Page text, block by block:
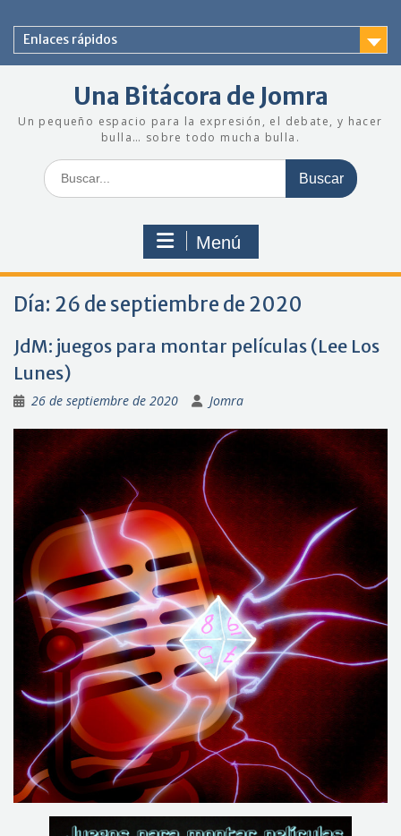
contenido
Enlaces rápidos
Una Bitácora de Jomra
Un pequeño espacio para la expresión, el debate, y hacer
bulla… sobre todo mucha bulla.
Buscar:
Menú
Día: 26 de septiembre de 2020
JdM: juegos para montar películas (Lee Los
Lunes)
26 de septiembre de 2020 Jomra